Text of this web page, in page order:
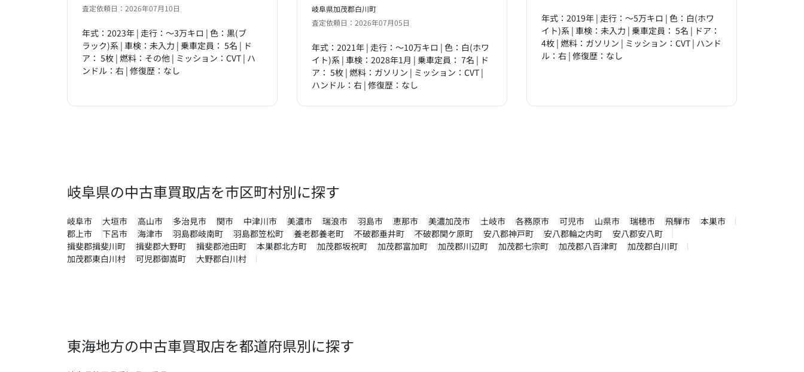
査定依頼日：2026年07月10日
年式：2023年 | 走行：～3万キロ | 色：黒(ブ
ラック)系 | 車検：未入力 | 乗車定員： 5名 | ド
ア： 5枚 | 燃料：その他 | ミッション：CVT | ハ
ンドル：右 | 修復歴：なし
岐阜県加茂郡白川町
査定依頼日：2026年07月05日
年式：2021年 | 走行：～10万キロ | 色：白(ホワ
イト)系 | 車検：2028年1月 | 乗車定員： 7名 | ド
ア： 5枚 | 燃料：ガソリン | ミッション：CVT |
ハンドル：右 | 修復歴：なし
年式：2019年 | 走行：～5万キロ | 色：白(ホワ
イト)系 | 車検：未入力 | 乗車定員： 5名 | ドア：
4枚 | 燃料：ガソリン | ミッション：CVT | ハンド
ル：右 | 修復歴：なし
岐阜県の中古車買取店を市区町村別に探す
岐阜市 大垣市 高山市 多治見市 関市 中津川市 美濃市 瑞浪市 羽島市 恵那市 美濃加茂市 土岐市 各務原市 可児市 山県市 瑞穂市 飛騨市
本巣市
郡上市
下呂市 海津市 羽島郡岐南町 羽島郡笠松町 養老郡養老町 不破郡垂井町 不破郡関ケ原町 安八郡神戸町 安八郡輪之内町
安八郡安八町
揖斐郡揖斐川町
揖斐郡大野町 揖斐郡池田町 本巣郡北方町 加茂郡坂祝町 加茂郡富加町 加茂郡川辺町 加茂郡七宗町 加茂郡八百津町
加茂郡白川町
加茂郡東白川村
可児郡御嵩町 大野郡白川村
東海地方の中古車買取店を都道府県別に探す